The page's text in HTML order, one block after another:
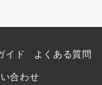
イド よくある質問
合わせ